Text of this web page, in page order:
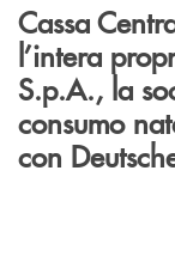
Cassa
l’intera
S.p.A., la
consumo
con